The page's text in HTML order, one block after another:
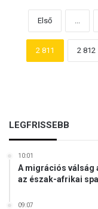
Első
2 811 2 812
LEGFRISSEBB
10:01
A migrációs válság
az észak-afrikai
09:07